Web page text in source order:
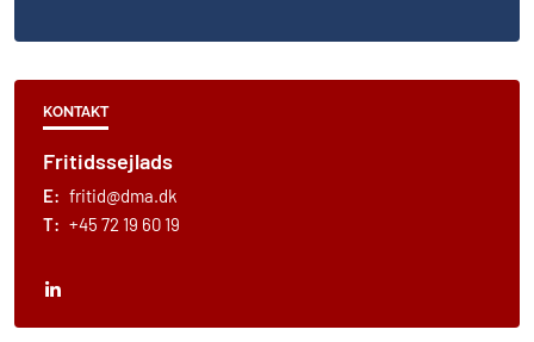
KONTAKT
Fritidssejlads
E: fritid@dma.dk
T: +45 72 19 60 19